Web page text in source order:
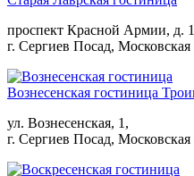
проспект Красной Армии, д.
г. Сергиев Посад, Московская
Вознесенская гостиница
ул. Вознесенская, 1,
г. Сергиев Посад, Московская